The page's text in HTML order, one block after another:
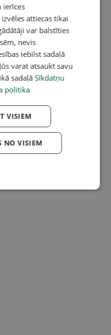
ierīces
attiecas tikai
var balstīties
nevis
iebilst sadaļā
varat atsaukt savu
sadaļā Sīkdatņu
politika
VISIEM
NO VISIEM